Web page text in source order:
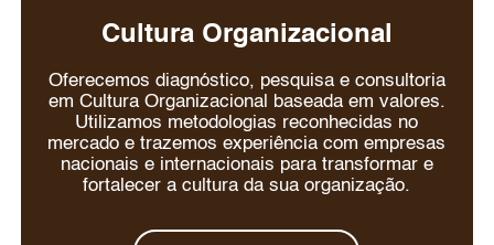
Cultura Organizacional
Oferecemos diagnóstico, pesquisa e consultoria
em Cultura Organizacional baseada em valores.
Utilizamos metodologias reconhecidas no
mercado e trazemos experiência com empresas
nacionais e internacionais para transformar e
fortalecer a cultura da sua organização.